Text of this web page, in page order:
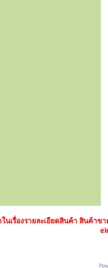
นเรื่องรายละเอียดสินค้า สินค้า